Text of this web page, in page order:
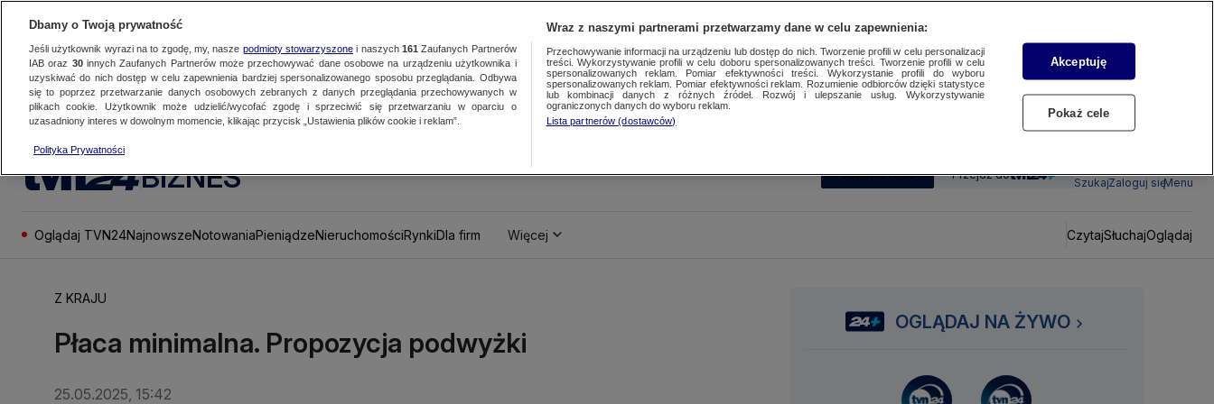
BIZNES SUBSKRYBUJ Przejdź do
SzukajZaloguj sięMenu
Oglądaj TVN24NajnowszeNotowaniaPieniądzeNieruchomościRynkiDla firm Więcej CzytajSłuchajOglądaj
Z KRAJU
Płaca minimalna. Propozycja podwyżki
25.05.2025, 15:42
OGLĄDAJ NA ŻYWO
Dbamy o Twoją prywatność
Jeśli użytkownik wyrazi na to zgodę, my, nasze podmioty stowarzyszonei naszych 161 Zaufanych Partnerów
IAB oraz 30innych Zaufanych Partnerów może przechowywać dane osobowe na urządzeniu użytkownika i
uzyskiwać do nich dostęp w celu zapewnienia bardziej spersonalizowanego sposobu przeglądania. Odbywa
się to poprzez przetwarzanie danych osobowych zebranych z danych przeglądania przechowywanych w
plikach cookie. Użytkownik może udzielić/wycofać zgodę i sprzeciwić się przetwarzaniu w oparciu o
uzasadniony interes w dowolnym momencie, klikając przycisk „Ustawienia plików cookie i reklam”.
Polityka Prywatności
Wraz z naszymi partnerami przetwarzamy dane w celu zapewnienia:
Przechowywanie informacji na urządzeniu lub dostęp do nich. Tworzenie profili w celu personalizacji
treści. Wykorzystywanie profili w celu doboru spersonalizowanych treści. Tworzenie profili w celu
spersonalizowanych reklam. Pomiar efektywności treści. Wykorzystanie profili do wyboru
spersonalizowanych reklam. Pomiar efektywności reklam. Rozumienie odbiorców dzięki statystyce
lub kombinacji danych z różnych źródeł. Rozwój i ulepszanie usług. Wykorzystywanie
ograniczonych danych do wyboru reklam.
Lista partnerów (dostawców)
Akceptuję
Pokaż cele